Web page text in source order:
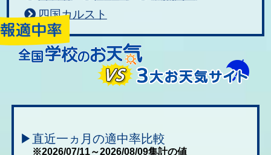
四国カルスト
▶直近一ヵ月の適中率比較
※2026/07/11～2026/08/09集計の値